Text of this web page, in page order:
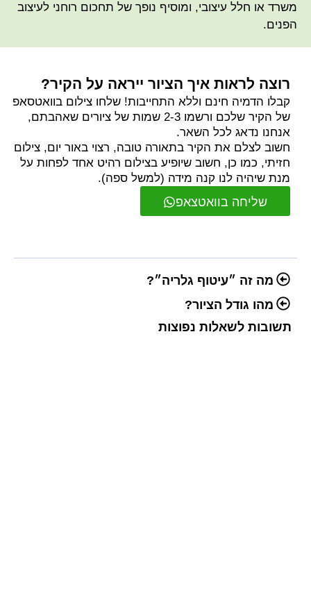
משרד או חלל עיצובי, ומוסיף נופך של תחכום רוחני לעיצוב
הפנים.
שליחה בוואטצאפ
רוצה לראות איך הציור ייראה על הקיר?
קבלו הדמיה חינם וללא התחייבות! שלחו צילום בוואטסאפ
של הקיר שלכם ורשמו 2-3 שמות של ציורים שאהבתם,
אנחנו נדאג לכל השאר.
חשוב לצלם את הקיר בתאורה טובה, רצוי באור יום, צילום
חזיתי, כמו כן, חשוב שיופיע בצילום רהיט אחד לפחות על
מנת שיהיה לנו קנה מידה (למשל ספה).
מה זה ״עיטוף גלריה״?
מהו גודל הציור?
תשובות לשאלות נפוצות